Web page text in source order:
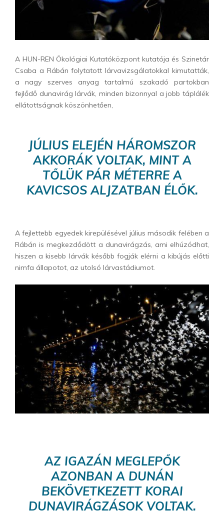
A HUN-REN Ökológiai Kutatóközpont kutatója és Szinetár
Csaba a Rábán folytatott lárvavizsgálatokkal kimutatták,
a nagy szerves anyag tartalmú szakadó partokban
fejlődő dunavirág lárvák, minden bizonnyal a jobb táplálék
ellátottságnak köszönhetően,
JÚLIUS ELEJÉN HÁROMSZOR
AKKORÁK VOLTAK, MINT A
TŐLÜK PÁR MÉTERRE A
KAVICSOS ALJZATBAN ÉLŐK.
A fejlettebb egyedek kirepülésével július második felében a
Rábán is megkezdődött a dunavirágzás, ami elhúzódhat,
hiszen a kisebb lárvák később fogják elérni a kibújás előtti
nimfa állapotot, az utolsó lárvastádiumot.
AZ IGAZÁN MEGLEPŐK
AZONBAN A DUNÁN
BEKÖVETKEZETT KORAI
DUNAVIRÁGZÁSOK VOLTAK.